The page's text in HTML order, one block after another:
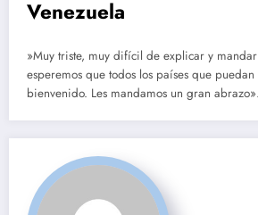
Venezuela
»Muy triste, muy difícil de explicar y
esperemos que todos los países que
bienvenido. Les mandamos un gran abrazo».